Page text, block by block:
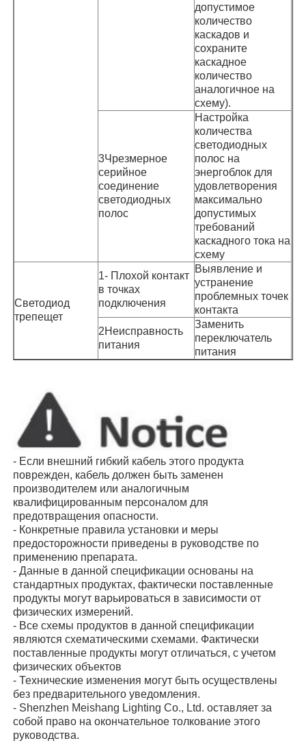
допустимое
количество
каскадов и
сохраните
каскадное
количество
аналогичное на
схему).
3Чрезмерное
серийное
соединение
светодиодных
полос
Настройка
количества
светодиодных
полос на
энергоблок для
удовлетворения
максимально
допустимых
требований
каскадного тока на
схему
Светодиод
трепещет
1- Плохой контакт
в точках
подключения
Выявление и
устранение
проблемных точек
контакта
2Неисправность
питания
Заменить
переключатель
питания
- Если внешний гибкий кабель этого продукта
поврежден, кабель должен быть заменен
производителем или аналогичным
квалифицированным персоналом для
предотвращения опасности.
- Конкретные правила установки и меры
предосторожности приведены в руководстве по
применению препарата.
- Данные в данной спецификации основаны на
стандартных продуктах, фактически поставленные
продукты могут варьироваться в зависимости от
физических измерений.
- Все схемы продуктов в данной спецификации
являются схематическими схемами. Фактически
поставленные продукты могут отличаться, с учетом
физических объектов
- Технические изменения могут быть осуществлены
без предварительного уведомления.
- Shenzhen Meishang Lighting Co., Ltd. оставляет за
собой право на окончательное толкование этого
руководства.